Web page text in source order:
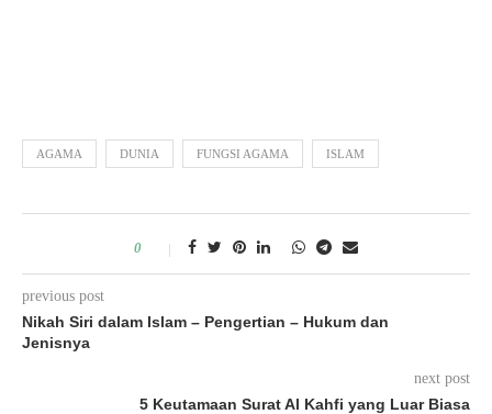
AGAMA DUNIA FUNGSI AGAMA ISLAM
0
previous post
Nikah Siri dalam Islam – Pengertian – Hukum dan
Jenisnya
next post
5 Keutamaan Surat Al Kahfi yang Luar Biasa